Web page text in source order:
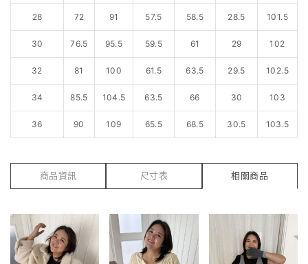
28 72 91 57.5 58.5 28.5 101.5
30 76.5 95.5 59.5 61 29 102
32 81 100 61.5 63.5 29.5 102.5
34 85.5 104.5 63.5 66 30 103
36 90 109 65.5 68.5 30.5 103.5
商品資訊 尺寸表 相關商品